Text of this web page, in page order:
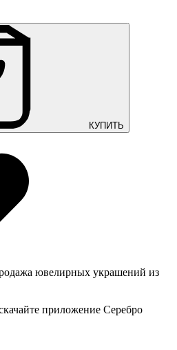
КУПИТЬ
ювелирных украшений из
приложение Серебро